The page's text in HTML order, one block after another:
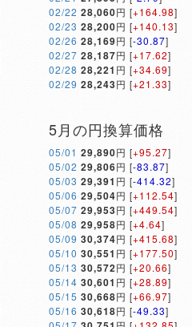
02/22 28,060円 [+164.98]
02/23 28,200円 [+140.13]
02/26 28,169円 [-30.87]
02/27 28,187円 [+17.62]
02/28 28,221 円 [+34.69]
02/29 28,243円 [+21.33]
5月の円換算価格
05/01 29,890円 [+95.27]
05/02 29,806円 [-83.87]
05/03 29,391 円 [-414.32]
05/06 29,504円 [+112.54]
05/07 29,953円 [+449.54]
05/08 29,958円 [+4.64]
05/09 30,374円 [+415.68]
05/10 30,551 円 [+177.50]
05/13 30,572円 [+20.66]
05/14 30,601 円 [+28.89]
05/15 30,668円 [+66.97]
05/16 30,618円 [-49.33]